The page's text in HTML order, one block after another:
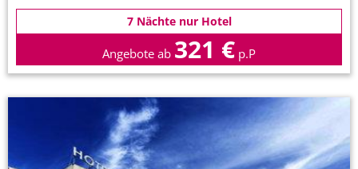
7 Nächte nur Hotel
Angebote ab 321 € p.P